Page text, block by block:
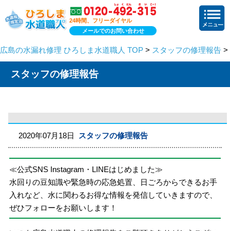
24時間、フリーダイヤル
メールでのお問い合わせ
広島の水漏れ修理 ひろしま水道職人 TOP > スタッフの修理報告 >
スタッフの修理報告
2020年07月18日 スタッフの修理報告
≪公式SNS Instagram・LINEはじめました≫
水回りの豆知識や緊急時の応急処置、日ごろからできるお手
入れなど、水に関わるお得な情報を発信していきますので、
ぜひフォローをお願いします！